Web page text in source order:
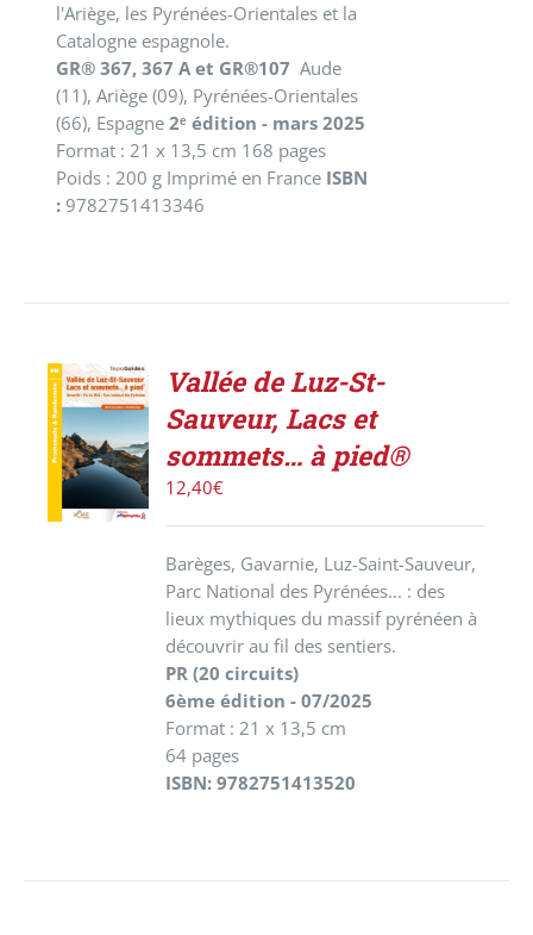
l'Ariège, les Pyrénées-Orientales et la
Catalogne espagnole.
GR® 367, 367 A et GR®107 Aude
(11), Ariège (09), Pyrénées-Orientales
(66), Espagne2ᵉ édition - mars 2025
Format : 21 x 13,5 cm 168 pages
Poids : 200 g Imprimé en France ISBN
: 9782751413346
ACHETER
LE
PRODUIT
/
DÉTAILS
Vallée de Luz-St-
Sauveur, Lacs et
sommets… à pied®
12,40€
Barèges, Gavarnie, Luz-Saint-Sauveur,
Parc National des Pyrénées... : des
lieux mythiques du massif pyrénéen à
découvrir au fil des sentiers.
PR (20 circuits)
6ème édition - 07/2025
Format : 21 x 13,5 cm
64 pages
ISBN: 9782751413520